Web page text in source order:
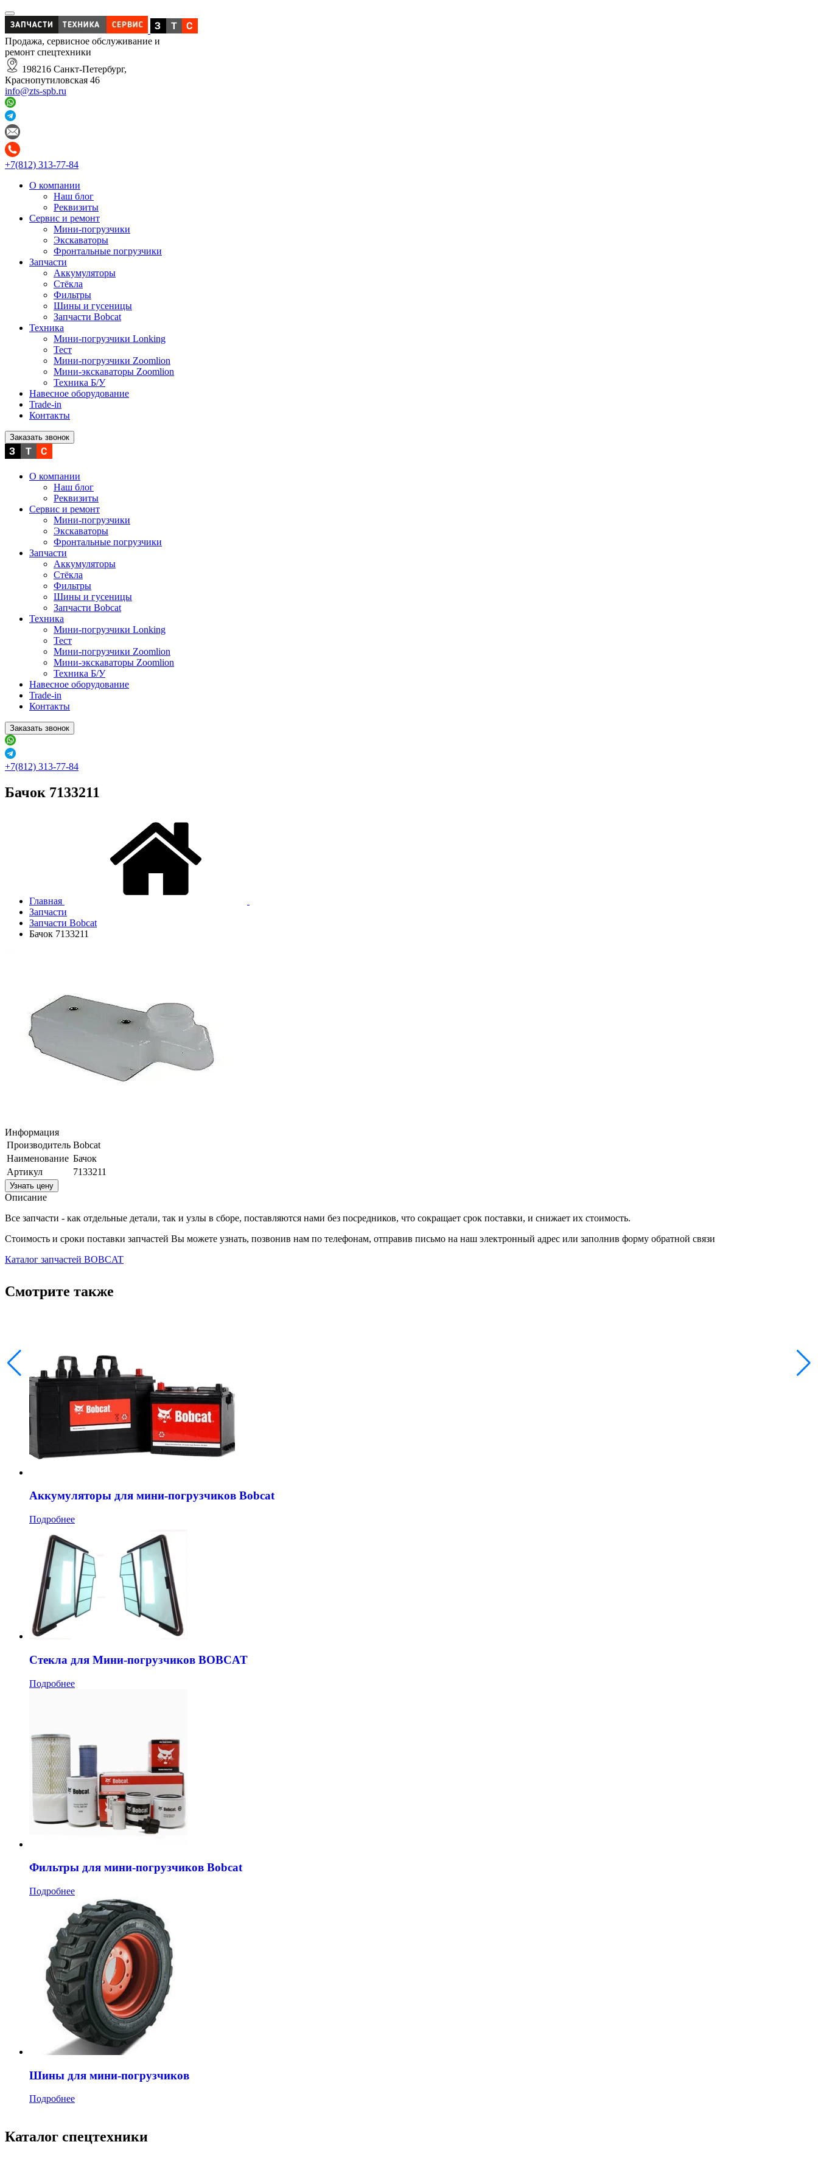
Продажа, сервисное обслуживание и
ремонт спецтехники
198216 Санкт-Петербург,
Краснопутиловская 46
info@zts-spb.ru
+7(812) 313-77-84
О компании
Наш блог
Реквизиты
Сервис и ремонт
Мини-погрузчики
Экскаваторы
Фронтальные погрузчики
Запчасти
Аккумуляторы
Стёкла
Фильтры
Шины и гусеницы
Запчасти Bobcat
Техника
Мини-погрузчики Lonking
Тест
Мини-погрузчики Zoomlion
Мини-экскаваторы Zoomlion
Техника Б/У
Навесное оборудование
Trade-in
Контакты
Заказать звонок
О компании
Наш блог
Реквизиты
Сервис и ремонт
Мини-погрузчики
Экскаваторы
Фронтальные погрузчики
Запчасти
Аккумуляторы
Стёкла
Фильтры
Шины и гусеницы
Запчасти Bobcat
Техника
Мини-погрузчики Lonking
Тест
Мини-погрузчики Zoomlion
Мини-экскаваторы Zoomlion
Техника Б/У
Навесное оборудование
Trade-in
Контакты
Заказать звонок
+7(812) 313-77-84
Бачок 7133211
Главная
Запчасти
Запчасти Bobcat
Бачок 7133211
Информация
Производитель Bobcat
Наименование Бачок
Артикул
7133211
Узнать цену
Описание
Все запчасти - как отдельные детали, так и узлы в сборе, поставляются нами без посредников, что сокращает срок поставки, и снижает их стоимость.
Стоимость и сроки поставки запчастей Вы можете узнать, позвонив нам по телефонам, отправив письмо на наш электронный адрес или заполнив форму обратной связи
Каталог запчастей BOBCAT
Смотрите также
Аккумуляторы для мини-погрузчиков Bobcat
Подробнее
Стекла для Мини-погрузчиков BOBCAT
Подробнее
Фильтры для мини-погрузчиков Bobcat
Подробнее
Шины для мини-погрузчиков
Подробнее
Каталог спецтехники